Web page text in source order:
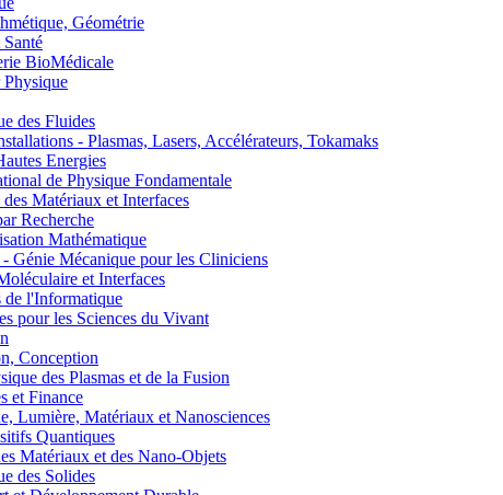
Géométrie
BioMédicale
des Fluides
- Plasmas, Lasers, Accélérateurs, Tokamaks
Energies
de Physique Fondamentale
Matériaux et Interfaces
Recherche
Mathématique
Mécanique pour les Cliniciens
et Interfaces
l'Informatique
pour les Sciences du Vivant
Conception
des Plasmas et de la Fusion
et Finance
Matériaux et Nanosciences
Quantiques
Matériaux et des Nano-Objets
des Solides